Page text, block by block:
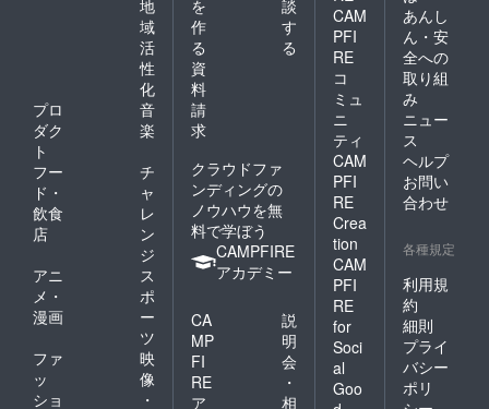
地
域
活
性
化
プロ
ダク
ト
音
楽
フー
ド・
飲食
店
チ
ャ
レ
ン
ジ
アニ
メ・
漫画
ス
ポ
ー
ツ
ファ
ッ
ショ
映
像
・
を
作
る
談
す
る
資
料
請
求
クラウドファ
ンディングの
ノウハウを無
料で学ぼう
CAMPFIRE
アカデミー
CA
MP
FI
RE
ア
説
明
会
・
相
CAM
PFI
RE
コ
ミュ
ニ
ティ
CAM
PFI
RE
Crea
tion
CAM
PFI
RE
for
Soci
al
Goo
あんし
ん・安
全への
取り組
み
ニュー
ス
ヘルプ
お問い
合わせ
各種規定
利用規
約
細則
プライ
バシー
ポリ